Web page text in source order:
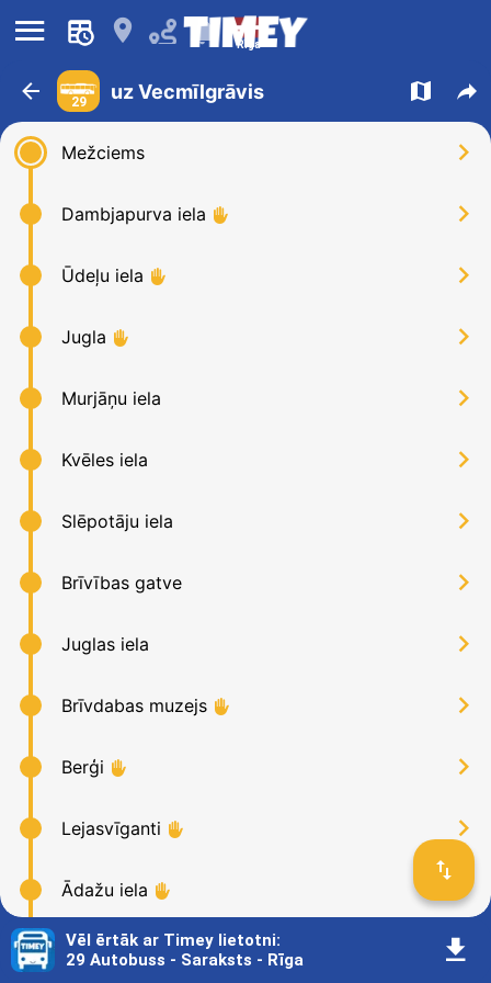
󰍜 󰍎 󰂚 Rīga
󰁍 29 uz Vecmīlgrāvis 󰍍 󰒖
Mežciems 󰅂
Dambjapurva iela 󰹆 󰅂
Ūdeļu iela 󰹆 󰅂
Jugla 󰹆 󰅂
Murjāņu iela 󰅂
Kvēles iela 󰅂
Slēpotāju iela 󰅂
Brīvības gatve 󰅂
Juglas iela 󰅂
Brīvdabas muzejs 󰹆 󰅂
Berģi 󰹆 󰅂
Lejasvīganti 󰹆 󰅂
Ādažu iela 󰹆 󰅂
Bukulti 󰹆 󰅂
󰓢
Vēl ērtāk ar Timey lietotni:
29 Autobuss - Saraksts - Rīga
󰇚